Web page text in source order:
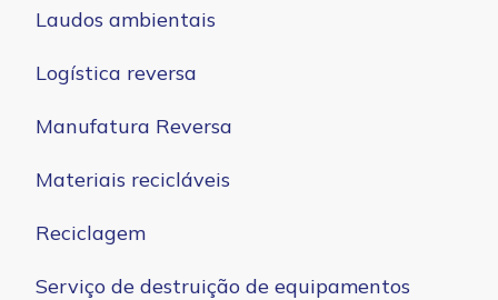
Laudos ambientais
Logística reversa
Manufatura Reversa
Materiais recicláveis
Reciclagem
Serviço de destruição de equipamentos